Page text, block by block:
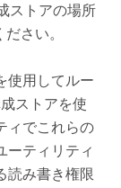
ストアの場所
さい。
使用してルー
ストアを使
ィでこれらの
ーティリティ
読み書き権限